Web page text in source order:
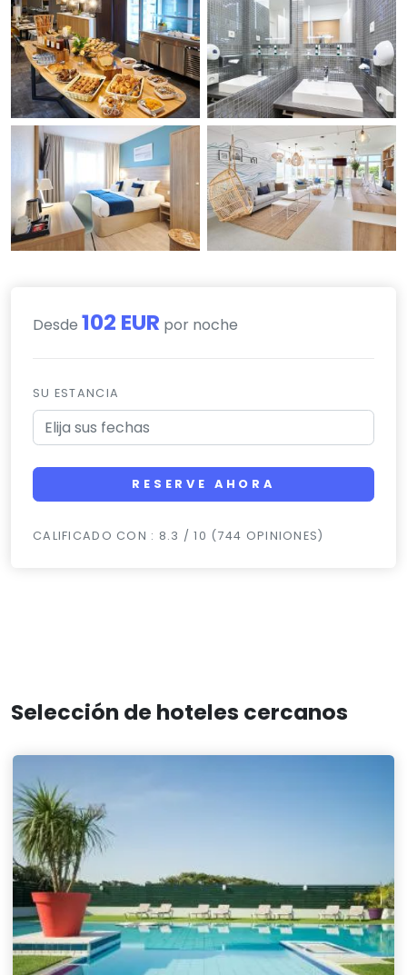
Desde 102 EUR por noche
SU ESTANCIA
RESERVE AHORA
CALIFICADO CON : 8.3 / 10 (744 OPINIONES)
Selección de hoteles cercanos